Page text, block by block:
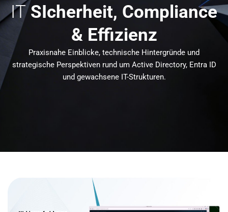
ITSIcherheit, Compliance
& Effizienz
Praxisnahe Einblicke, technische Hintergründe und
strategische Perspektiven rund um Active Directory, Entra ID
und gewachsene IT-Strukturen.